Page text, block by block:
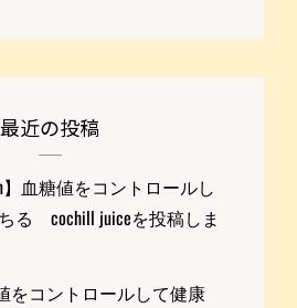
最近の投稿
】血糖値をコントロールし
る cochill juiceを投稿しま
値をコントロールして健康